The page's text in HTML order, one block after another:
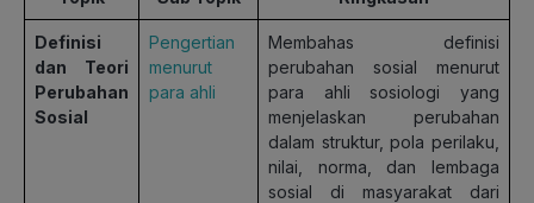
Definisi
dan Teori
Perubahan
Sosial
Pengertian
menurut
para ahli
Membahas definisi
perubahan sosial menurut
para ahli sosiologi yang
menjelaskan perubahan
dalam struktur, pola perilaku,
nilai, norma, dan lembaga
sosial di masyarakat dari